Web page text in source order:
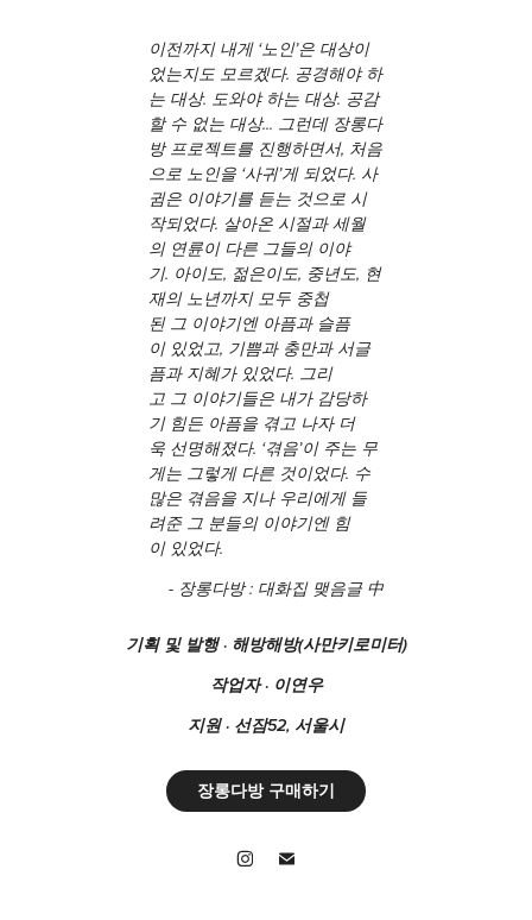
이전까지 내게 ‘노인’은 대상이
었는지도 모르겠다. 공경해야 하
는 대상. 도와야 하는 대상. 공감
할 수 없는 대상... 그런데 장롱다
방 프로젝트를 진행하면서, 처음
으로 노인을 ‘사귀’게 되었다. 사
귐은 이야기를 듣는 것으로 시
작되었다. 살아온 시절과 세월
의 연륜이 다른 그들의 이야
기. 아이도, 젊은이도, 중년도, 현
재의 노년까지 모두 중첩
된 그 이야기엔 아픔과 슬픔
이 있었고, 기쁨과 충만과 서글
픔과 지혜가 있었다. 그리
고 그 이야기들은 내가 감당하
기 힘든 아픔을 겪고 나자 더
욱 선명해졌다. ‘겪음’이 주는 무
게는 그렇게 다른 것이었다. 수
많은 겪음을 지나 우리에게 들
려준 그 분들의 이야기엔 힘
이 있었다.
- 장롱다방 : 대화집 맺음글 中
기획 및 발행 · 해방해방(사만키로미터)
작업자 · 이연우
지원 · 선잠52, 서울시
장롱다방 구매하기